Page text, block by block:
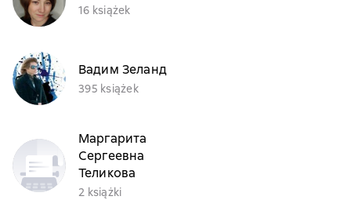
16 książek
Вадим Зеланд
395 książek
Маргарита
Сергеевна
Теликова
2 książki